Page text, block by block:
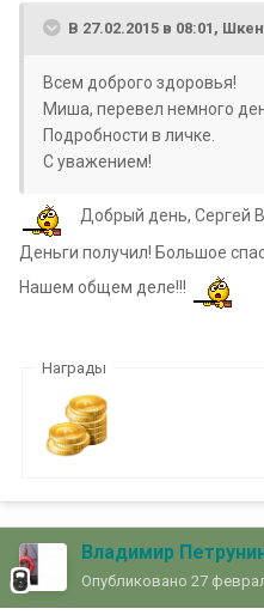
В 27.02.2015 в 08:01,
Всем доброго здоровья!
Миша, перевел немного
Подробности в личке.
С уважением!
Добрый день, Сергей
Деньги получил! Большое
Нашем общем деле!!!
Награды
Владимир
Опубликовано 27